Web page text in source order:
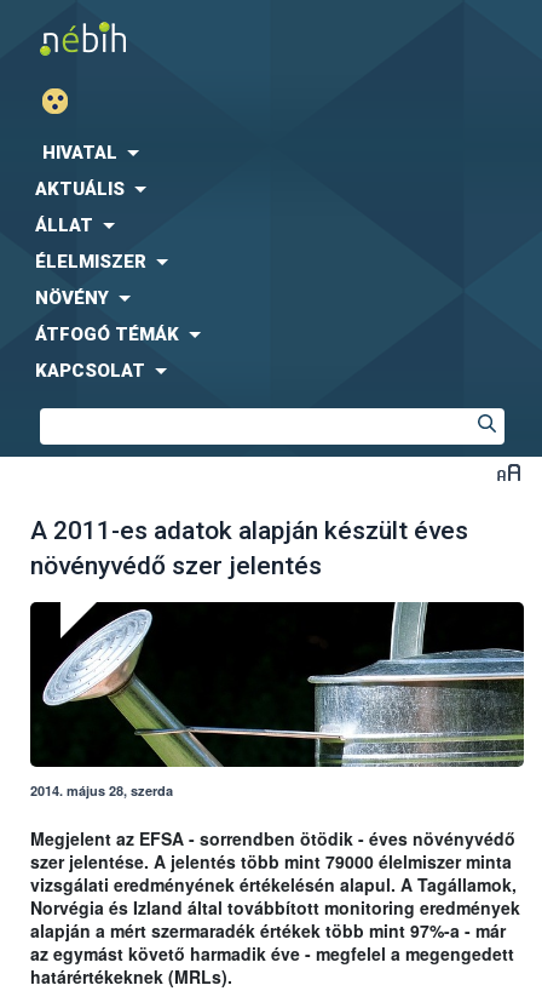
HIVATAL
AKTUÁLIS
ÁLLAT
ÉLELMISZER
NÖVÉNY
ÁTFOGÓ TÉMÁK
KAPCSOLAT
A 2011-es adatok alapján készült éves
növényvédő szer jelentés
2014. május 28, szerda
Megjelent az EFSA - sorrendben ötödik - éves növényvédő
szer jelentése. A jelentés több mint 79000 élelmiszer minta
vizsgálati eredményének értékelésén alapul. A Tagállamok,
Norvégia és Izland által továbbított monitoring eredmények
alapján a mért szermaradék értékek több mint 97%-a - már
az egymást követő harmadik éve - megfelel a megengedett
határértékeknek (MRLs).